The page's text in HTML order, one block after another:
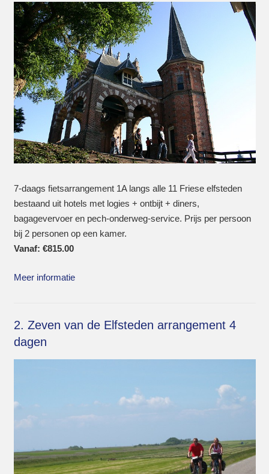
7-daags fietsarrangement 1A langs alle 11 Friese elfsteden
bestaand uit hotels met logies + ontbijt + diners,
bagagevervoer en pech-onderweg-service. Prijs per persoon
bij 2 personen op een kamer.
Vanaf: €815.00
Meer informatie
2. Zeven van de Elfsteden arrangement 4
dagen